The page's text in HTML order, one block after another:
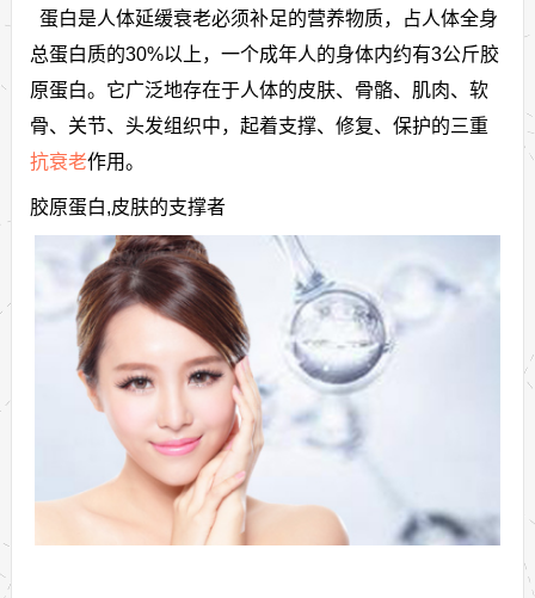
蛋白是人体延缓衰老必须补足的营养物质，占人体全身
总蛋白质的30%以上，一个成年人的身体内约有3公斤胶
原蛋白。它广泛地存在于人体的皮肤、骨骼、肌肉、软
骨、关节、头发组织中，起着支撑、修复、保护的三重
抗衰老作用。
胶原蛋白,皮肤的支撑者